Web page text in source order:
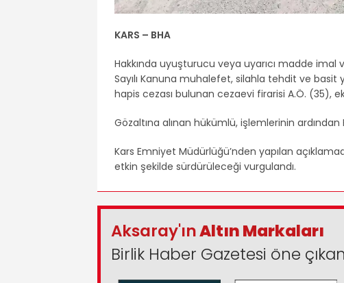
KARS – BHA
Hakkında uyuşturucu veya uyarıcı madde imal
Sayılı Kanuna muhalefet, silahla tehdit ve
hapis cezası bulunan cezaevi firarisi A.Ö. (35),
Gözaltına alınan hükümlü, işlemlerinin
Kars Emniyet Müdürlüğü’nden yapılan
etkin şekilde sürdürüleceği vurgulandı.
Aksaray'ınAltın Markaları
Birlik Haber Gazetesi öne